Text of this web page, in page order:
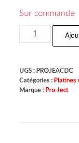
Sur commande
UGS : PROJEACDC
Catégories : Platines
Marque : Pro-Ject